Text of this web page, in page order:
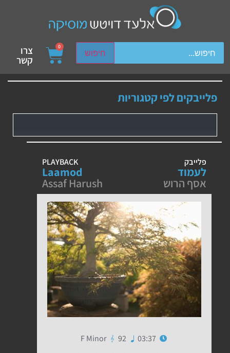
חיפוש
device users, explore by touch or with swipe gestures.
0 צרו
קשר
פלייבקים לפי קטגוריות
פלייבק
לעמוד
אסף הרוש
PLAYBACK
Laamod
Assaf Harush
03:37
92
F Minor